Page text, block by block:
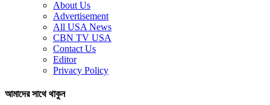
About Us
Advertisement
All USA News
CBN TV USA
Contact Us
Editor
Privacy Policy
আমাদের সাথে থাকুন